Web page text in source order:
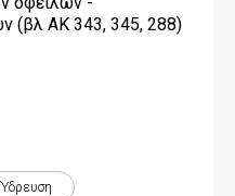
(βλ ΑΚ 343, 345, 288)